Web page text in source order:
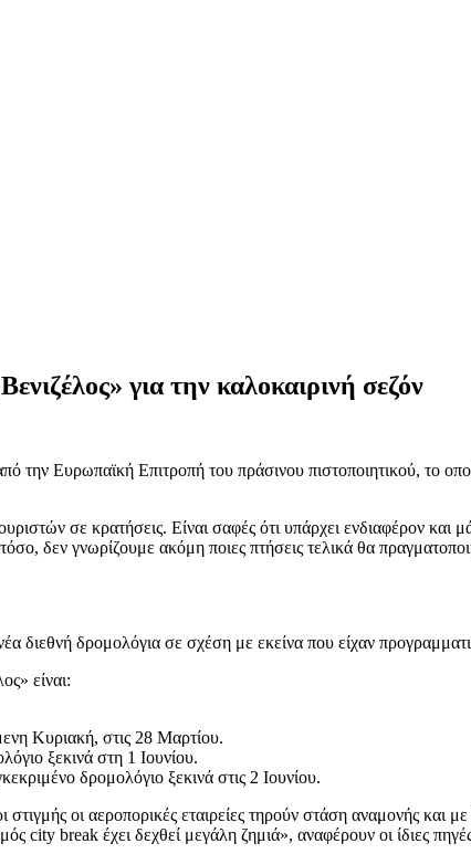
για την καλοκαιρινή σεζόν
Ευρωπαϊκή Επιτροπή του πράσινου πιστοποιητικού, το
σε κρατήσεις. Είναι σαφές ότι υπάρχει ενδιαφέρον και
δεν γνωρίζουμε ακόμη ποιες πτήσεις τελικά θα
διεθνή δρομολόγια σε σχέση με εκείνα που είχαν
είναι:
Κυριακή, στις 28 Μαρτίου.
ξεκινά στη 1 Ιουνίου.
δρομολόγιο ξεκινά στις 2 Ιουνίου.
οι αεροπορικές εταιρείες τηρούν στάση αναμονής και
city break έχει δεχθεί μεγάλη ζημιά», αναφέρουν οι ίδιες